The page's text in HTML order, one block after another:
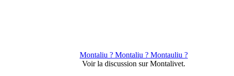
Montaliu ? Montaliu ? Montauliu ?
Voir la discussion sur Montalivet.